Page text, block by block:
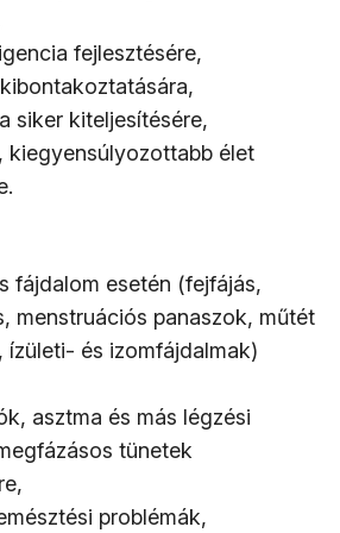
fejlesztésére,
siker kiteljesítésére,
kiegyensúlyozottabb élet
fájdalom esetén (fejfájás,
menstruációs panaszok, műtét
ízületi- és izomfájdalmak)
asztma és más légzési
tünetek
problémák,